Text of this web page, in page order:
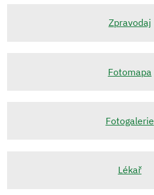
Zpravodaj
Fotomapa
Fotogalerie
Lékař